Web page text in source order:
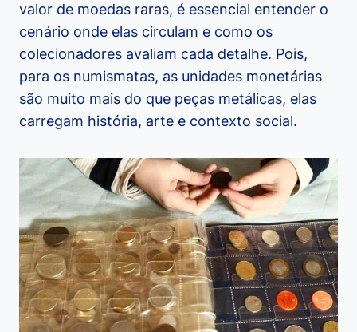
valor de moedas raras, é essencial entender o
cenário onde elas circulam e como os
colecionadores avaliam cada detalhe. Pois,
para os numismatas, as unidades monetárias
são muito mais do que peças metálicas, elas
carregam história, arte e contexto social.